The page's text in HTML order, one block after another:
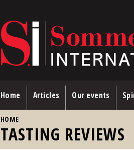
Home Articles Our events
HOME
TASTING REVIEWS